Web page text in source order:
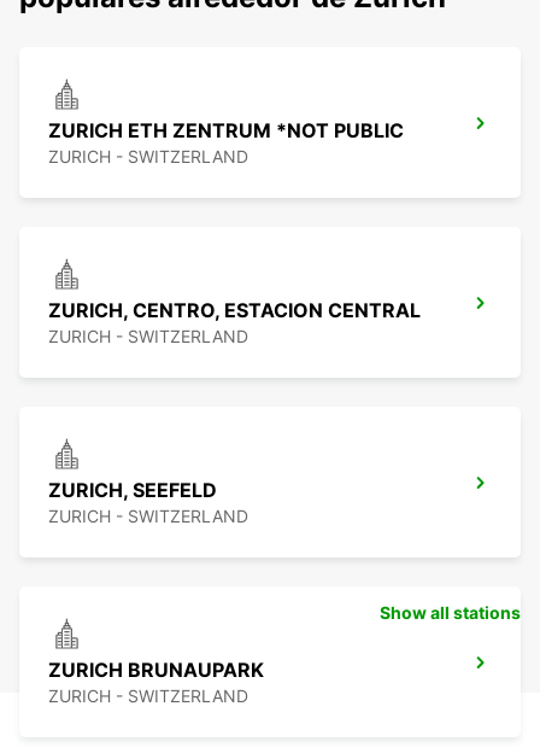
ZURICH ETH ZENTRUM *NOT PUBLIC
ZURICH - SWITZERLAND
ZURICH, CENTRO, ESTACION CENTRAL
ZURICH - SWITZERLAND
ZURICH, SEEFELD
ZURICH - SWITZERLAND
ZURICH BRUNAUPARK
ZURICH - SWITZERLAND
Show all stations